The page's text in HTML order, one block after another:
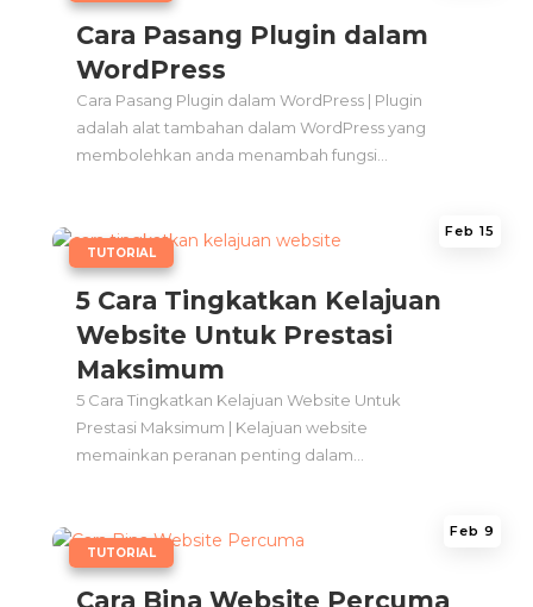
Cara Pasang Plugin dalam
WordPress
Cara Pasang Plugin dalam WordPress | Plugin
adalah alat tambahan dalam WordPress yang
membolehkan anda menambah fungsi...
5 Cara Tingkatkan Kelajuan
Website Untuk Prestasi
Maksimum
Feb 15
TUTORIAL
5 Cara Tingkatkan Kelajuan Website Untuk
Prestasi Maksimum | Kelajuan website
memainkan peranan penting dalam...
Cara Bina Website Percuma
Feb 9
TUTORIAL